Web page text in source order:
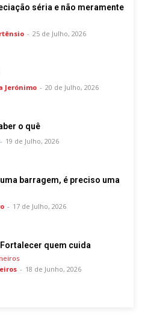
séria e não meramente
- 25 de Julho, 2026
Jerónimo - 20 de Julho, 2026
o quê
- 19 de Julho, 2026
barragem, é preciso uma
- 17 de Julho, 2026
quem cuida
- 18 de Junho, 2026